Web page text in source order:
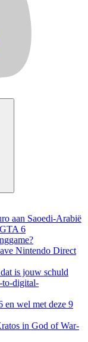
aan Saoedi-Arabië
6
Nintendo Direct
is jouw schuld
to-digital-
en wel met deze 9
in God of War-